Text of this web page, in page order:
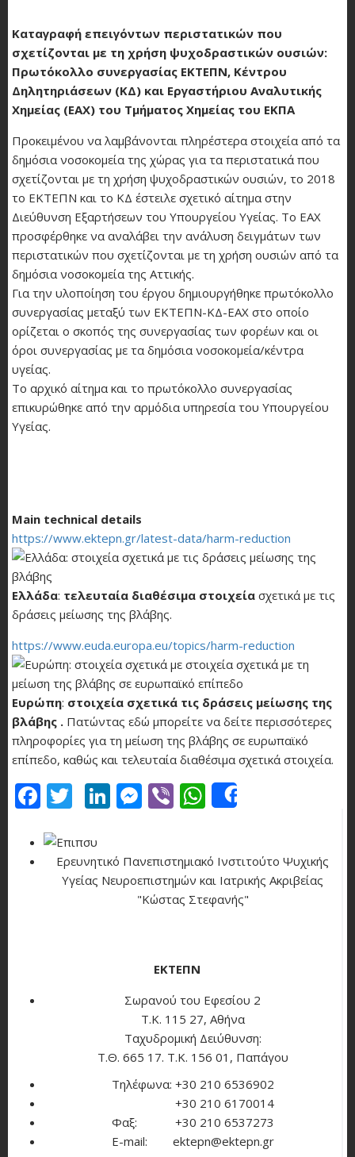
Καταγραφή επειγόντων περιστατικών που
σχετίζονται με τη χρήση ψυχοδραστικών ουσιών:
Πρωτόκολλο συνεργασίας ΕΚΤΕΠΝ, Κέντρου
Δηλητηριάσεων (ΚΔ) και Εργαστήριου Αναλυτικής
Χημείας (ΕΑΧ) του Τμήματος Χημείας του ΕΚΠΑ
Προκειμένου να λαμβάνονται πληρέστερα στοιχεία από τα
δημόσια νοσοκομεία της χώρας για τα περιστατικά που
σχετίζονται με τη χρήση ψυχοδραστικών ουσιών, το 2018
το ΕΚΤΕΠΝ και το ΚΔ έστειλε σχετικό αίτημα στην
Διεύθυνση Εξαρτήσεων του Υπουργείου Υγείας. Το ΕΑΧ
προσφέρθηκε να αναλάβει την ανάλυση δειγμάτων των
περιστατικών που σχετίζονται με τη χρήση ουσιών από τα
δημόσια νοσοκομεία της Αττικής.
Για την υλοποίηση του έργου δημιουργήθηκε πρωτόκολλο
συνεργασίας μεταξύ των ΕΚΤΕΠΝ-ΚΔ-ΕΑΧ στο οποίο
ορίζεται ο σκοπός της συνεργασίας των φορέων και οι
όροι συνεργασίας με τα δημόσια νοσοκομεία/κέντρα
υγείας.
Το αρχικό αίτημα και το πρωτόκολλο συνεργασίας
επικυρώθηκε από την αρμόδια υπηρεσία του Υπουργείου
Υγείας.
Main technical details
https://www.ektepn.gr/latest-data/harm-reduction
Ελλάδα: τελευταία διαθέσιμα στοιχεία σχετικά με τις
δράσεις μείωσης της βλάβης.
https://www.euda.europa.eu/topics/harm-reduction
Ευρώπη: στοιχεία σχετικά τις δράσεις μείωσης της
βλάβης . Πατώντας εδώ μπορείτε να δείτε περισσότερες
πληροφορίες για τη μείωση της βλάβης σε ευρωπαϊκό
επίπεδο, καθώς και τελευταία διαθέσιμα σχετικά στοιχεία.
Facebook
Twitter
LinkedIn
Messenger
ViberWhatsApp
Ερευνητικό Πανεπιστημιακό Ινστιτούτο Ψυχικής
Υγείας Νευροεπιστημών και Ιατρικής Ακριβείας
"Κώστας Στεφανής"
ΕΚΤΕΠΝ
Σωρανού του Εφεσίου 2
Τ.Κ. 115 27, Αθήνα
Ταχυδρομική Δειύθυνση:
Τ.Θ. 665 17. Τ.Κ. 156 01, Παπάγου
Τηλέφωνα: +30 210 6536902
+30 210 6170014
Φαξ: +30 210 6537273
E-mail: ektepn@ektepn.gr